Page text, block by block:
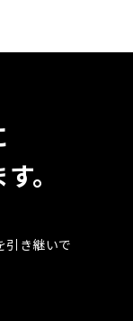
。
引き継いで